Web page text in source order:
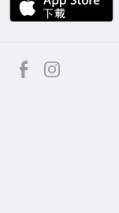
facebook